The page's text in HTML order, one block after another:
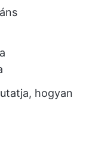
hogyan